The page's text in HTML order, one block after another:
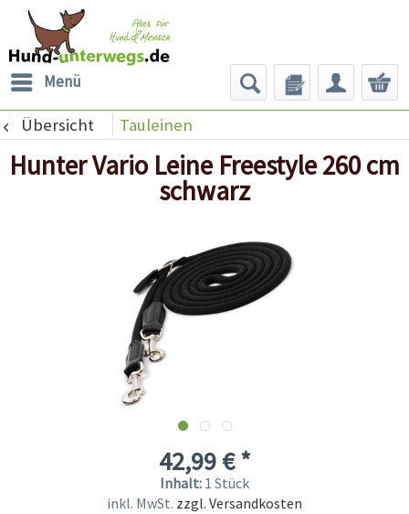
Menü
Übersicht Tauleinen
Hunter Vario Leine Freestyle 260 cm
schwarz
42,99 € *
Inhalt: 1 Stück
inkl. MwSt. zzgl. Versandkosten